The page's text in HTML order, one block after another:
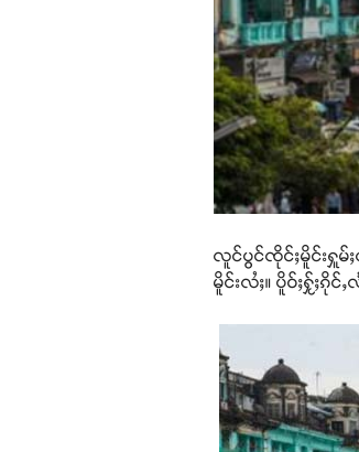
လူင်ပွင်ၸိုင်ႈမိူင်းႁူမ်ႈ
မိူင်းလႆႈ။ ပိူဝ်ႈႁႂ်ႈၵို